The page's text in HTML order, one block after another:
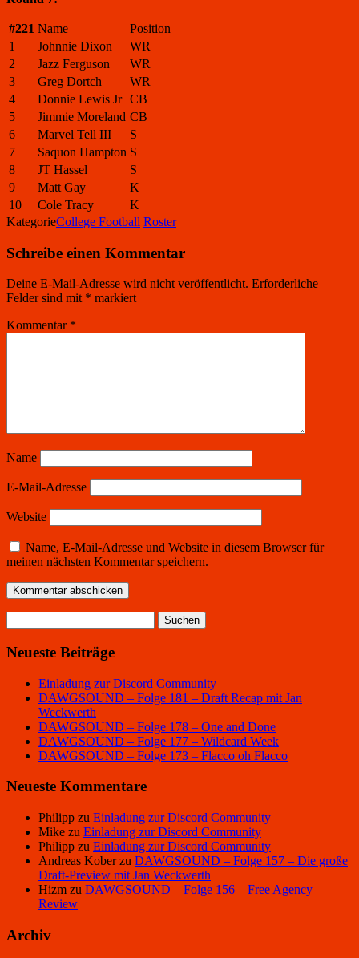
#221 Name
Position
1
Johnnie Dixon
WR
2
Jazz Ferguson
WR
3
Greg Dortch
WR
4
Donnie Lewis Jr CB
5
Jimmie Moreland CB
6
Marvel Tell III
S
7
Saquon Hampton S
8
JT Hassel
S
9
Matt Gay
K
10
Cole Tracy
K
KategorieCollege Football Roster
Schreibe einen Kommentar
Deine E-Mail-Adresse wird nicht veröffentlicht. Erforderliche
Felder sind mit * markiert
Kommentar *
Name
E-Mail-Adresse
Website
Name, E-Mail-Adresse und Website in diesem Browser für
meinen nächsten Kommentar speichern.
nach:
Neueste Beiträge
Einladung zur Discord Community
DAWGSOUND – Folge 181 – Draft Recap mit Jan
Weckwerth
DAWGSOUND – Folge 178 – One and Done
DAWGSOUND – Folge 177 – Wildcard Week
DAWGSOUND – Folge 173 – Flacco oh Flacco
Neueste Kommentare
Philipp zu Einladung zur Discord Community
Mike zu Einladung zur Discord Community
Philipp zu Einladung zur Discord Community
Andreas Koberzu DAWGSOUND – Folge 157 – Die große
Draft-Preview mit Jan Weckwerth
Hizm zu DAWGSOUND – Folge 156 – Free Agency
Review
Archiv